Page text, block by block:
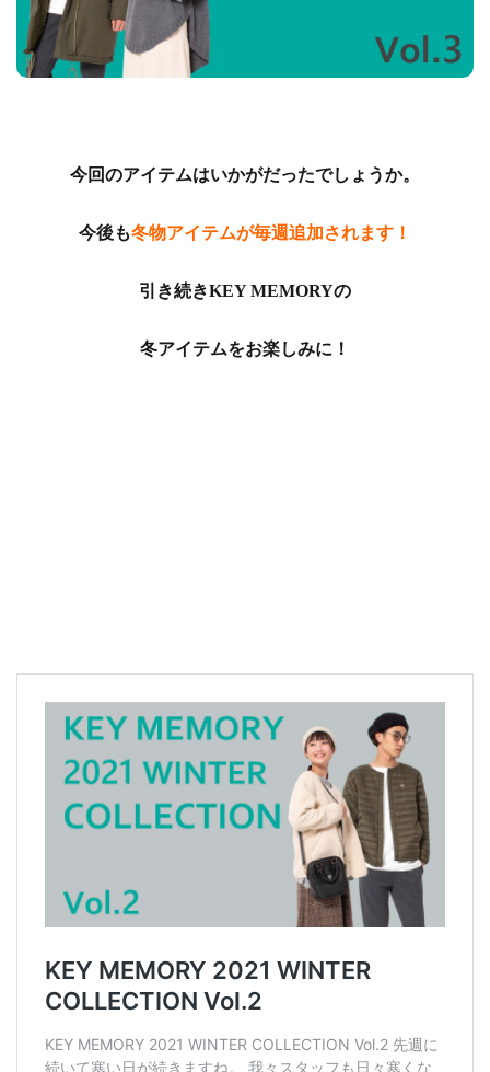
今回のアイテムはいかがだったでしょうか。
今後も冬物アイテムが毎週追加されます！
引き続きKEY MEMORYの
冬アイテムをお楽しみに！